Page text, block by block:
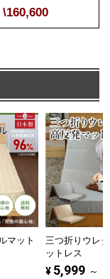
\160,600
マット
三つ折りウレ
ットレス
¥ 5,999 ～